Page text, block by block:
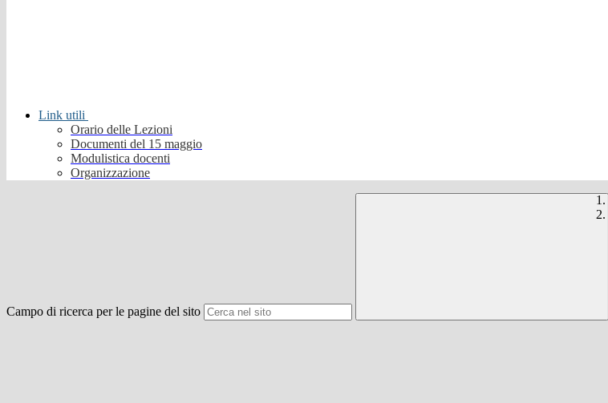
Link utili
Orario delle Lezioni
Documenti del 15 maggio
Modulistica docenti
Organizzazione
Campo di ricerca per le pagine del sito